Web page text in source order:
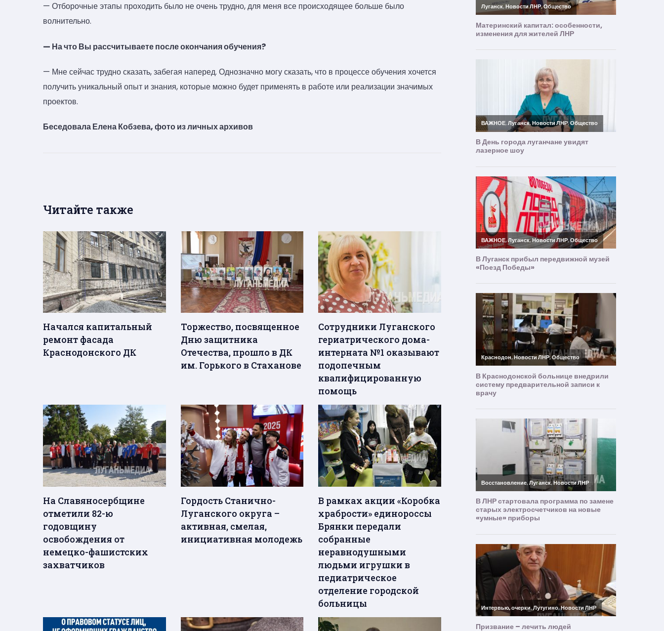
— Отборочные этапы проходить было не очень трудно, для меня все происходящее больше было
волнительно.
— На что Вы рассчитываете после окончания обучения?
— Мне сейчас трудно сказать, забегая наперед. Однозначно могу сказать, что в процессе обучения хочется
получить уникальный опыт и знания, которые можно будет применять в работе или реализации значимых
проектов.
Беседовала Елена Кобзева, фото из личных архивов
Читайте также
Начался капитальный
ремонт фасада
Краснодонского ДК
Торжество, посвященное
Дню защитника
Отечества, прошло в ДК
им. Горького в Стаханове
Сотрудники Луганского
гериатрического дома-
интерната №1 оказывают
подопечным
квалифицированную
помощь
На Славяносербщине
отметили 82-ю
годовщину
освобождения от
немецко-фашистских
захватчиков
Гордость Станично-
Луганского округа –
активная, смелая,
инициативная молодежь
В рамках акции «Коробка
храбрости» единороссы
Брянки передали
собранные
неравнодушными
людьми игрушки в
педиатрическое
отделение городской
больницы